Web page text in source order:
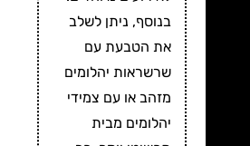
בנוסף, ניתן לשלב
את הטבעת עם
שרשראות יהלומים
מזהב או עם צמידי
יהלומים מבית